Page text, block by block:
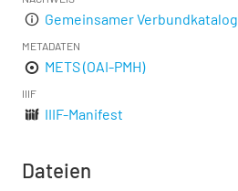
Gemeinsamer Verbundkatalog
METADATEN
METS (OAI-PMH)
IIIF
IIIF-Manifest
Dateien